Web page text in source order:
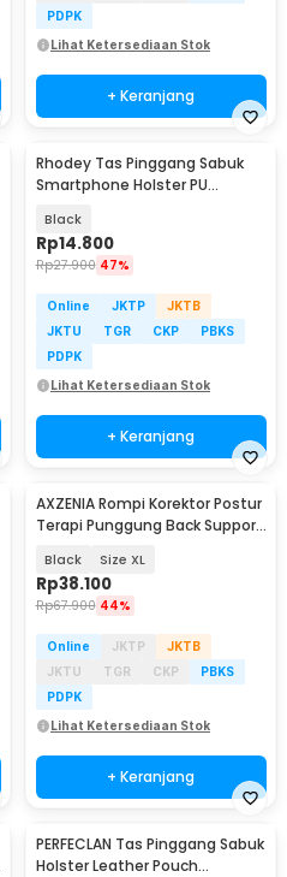
PDPK
Lihat Ketersediaan Stok
+ Keranjang
Rhodey Tas Pinggang Sabuk
Smartphone Holster PU
Black
Rp14.800
Rp27.900 47%
Online JKTP
JKTB
JKTU
TGR CKP
PBKS
PDPK
Lihat Ketersediaan Stok
+ Keranjang
AXZENIA Rompi Korektor Postur
Terapi Punggung Back Support
Black Size XL
Rp38.100
Rp67.900 44%
Online JKTP
JKTB
JKTU
TGR CKP
PBKS
PDPK
Lihat Ketersediaan Stok
+ Keranjang
PERFECLAN Tas Pinggang Sabuk
Holster Leather Pouch